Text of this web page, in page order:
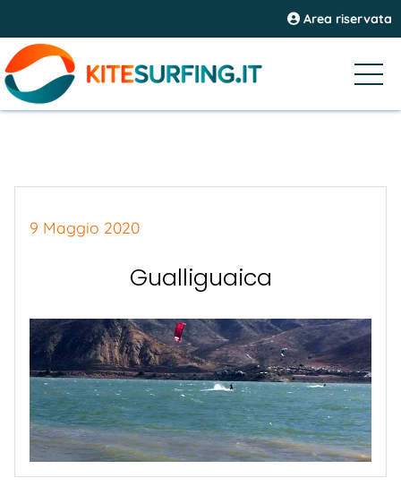
Area riservata
9 Maggio 2020
Gualliguaica